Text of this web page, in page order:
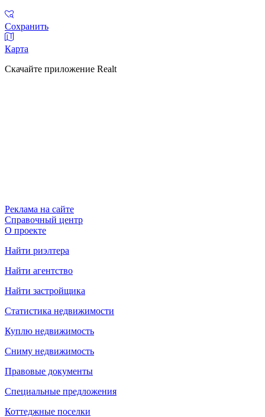
Сохранить
Карта
Скачайте приложение Realt
Реклама на сайте
Справочный центр
О проекте
Найти риэлтера
Найти агентство
Найти застройщика
Статистика недвижимости
Куплю недвижимость
Сниму недвижимость
Правовые документы
Специальные предложения
Коттеджные поселки